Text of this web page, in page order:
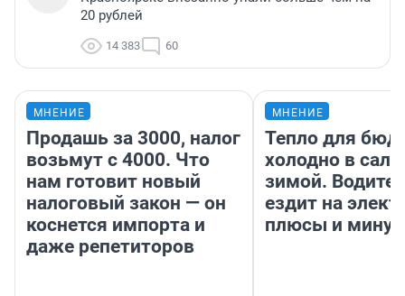
20 рублей
14 383 60
МНЕНИЕ
Продашь за 3000, налог
возьмут с 4000. Что
нам готовит новый
налоговый закон — он
коснется импорта и
даже репетиторов
МНЕНИЕ
Тепло для
холодно в
зимой.
ездит на
плюсы и